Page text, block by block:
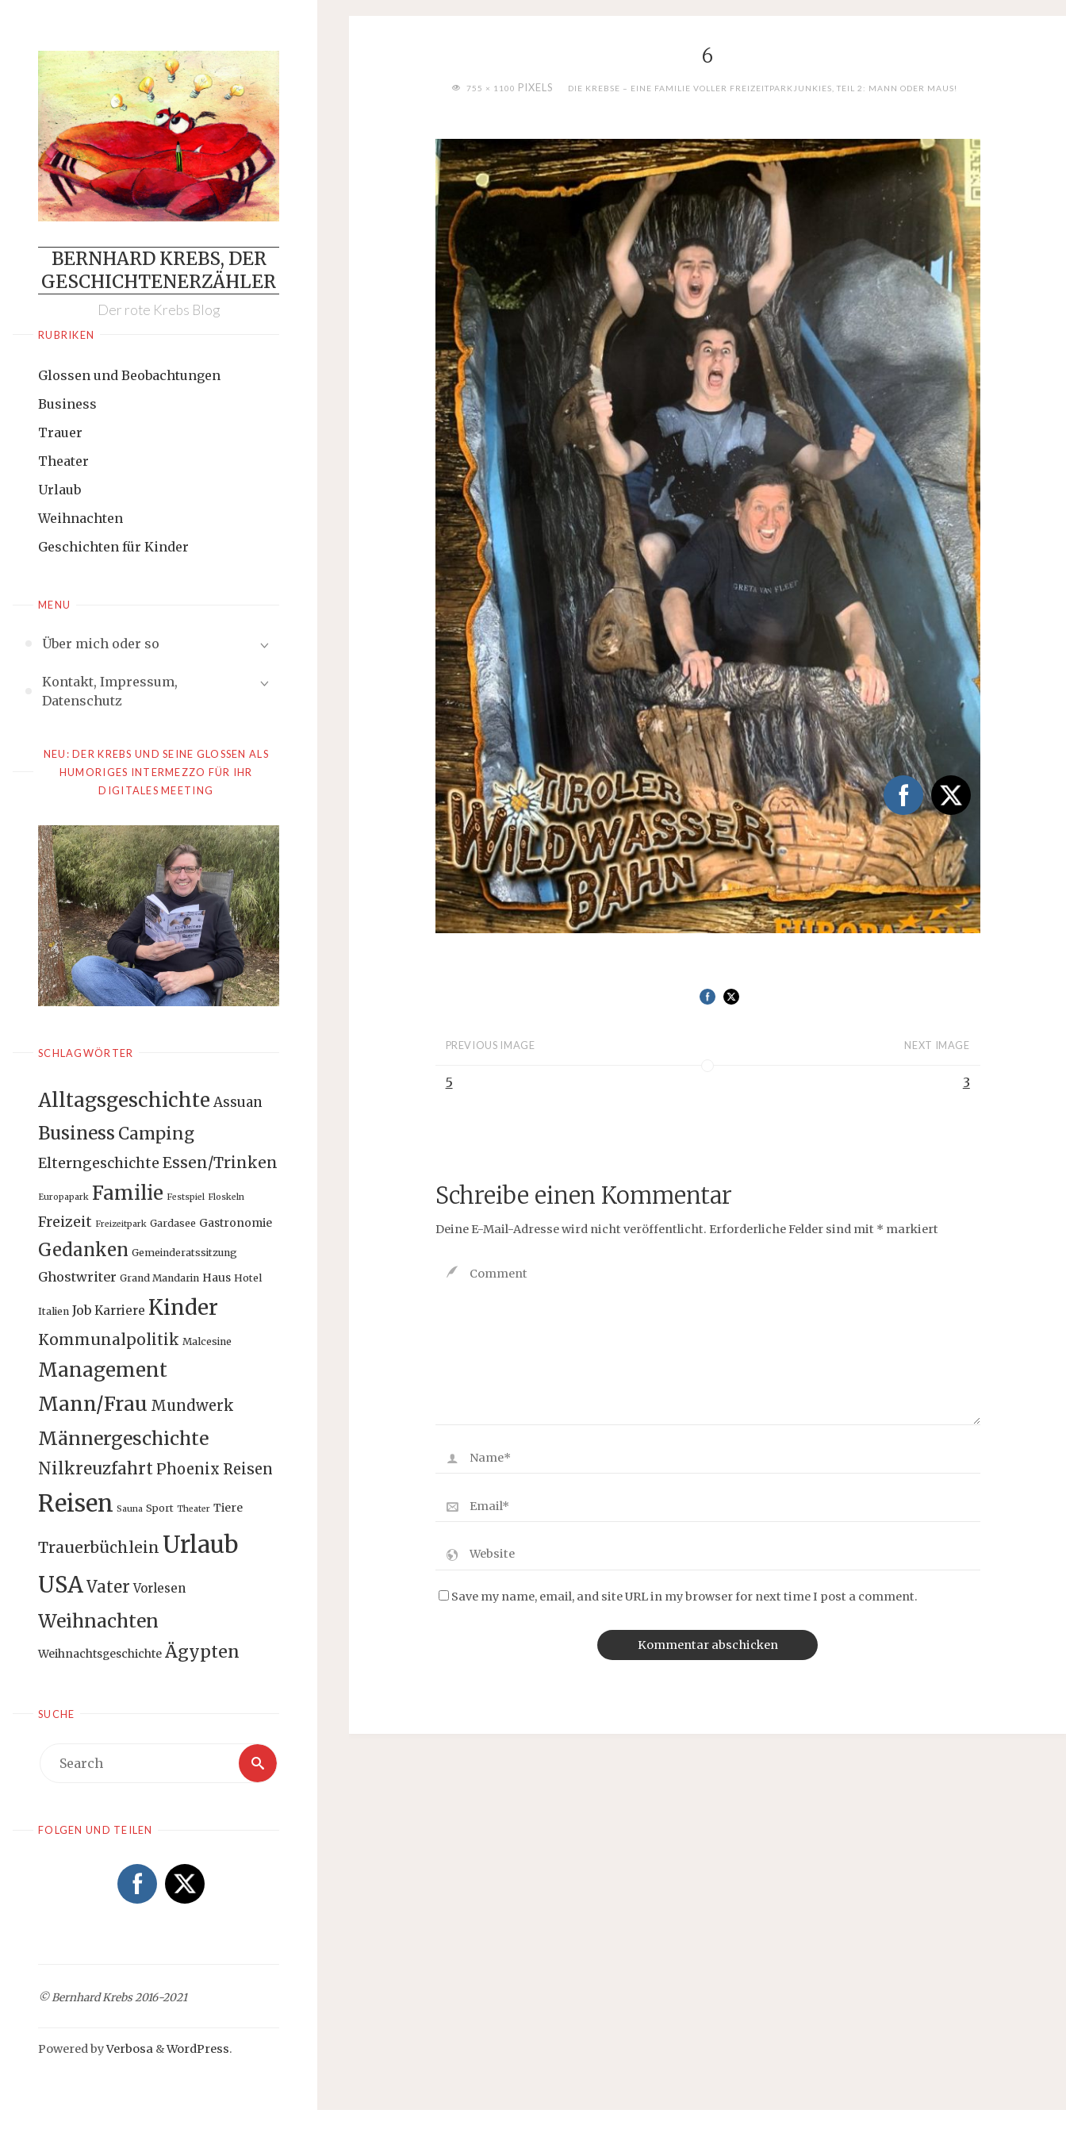
content
BERNHARD KREBS, DER
GESCHICHTENERZÄHLER
Der rote Krebs Blog
RUBRIKEN
Glossen und Beobachtungen
Business
Trauer
Theater
Urlaub
Weihnachten
Geschichten für Kinder
MENU
Über mich oder so
Kontakt, Impressum,
Datenschutz
NEU: DER KREBS UND SEINE GLOSSEN ALS
HUMORIGES INTERMEZZO FÜR IHR
DIGITALES MEETING
SCHLAGWÖRTER
Alltagsgeschichte Assuan
Business Camping
Elterngeschichte Essen/Trinken
Europapark Familie Festspiel Floskeln
Freizeit Freizeitpark Gardasee Gastronomie
Gedanken Gemeinderatssitzung
Ghostwriter Grand Mandarin Haus Hotel
Italien Job Karriere Kinder
Kommunalpolitik Malcesine
Management
Mann/Frau Mundwerk
Männergeschichte
Nilkreuzfahrt Phoenix Reisen
Reisen Sauna Sport Theater Tiere
Trauerbüchlein Urlaub
USAVater Vorlesen
Weihnachten
Weihnachtsgeschichte Ägypten
SUCHE
Search
Search
FOLGEN UND TEILEN
© Bernhard Krebs 2016-2021
Powered byVerbosa &WordPress.
6
FULL755 × 1100 PIXELS DIE KREBSE – EINE FAMILIE VOLLER FREIZEITPARKJUNKIES, TEIL 2: MANN ODER MAUS!
PREVIOUS IMAGE
5
NEXT IMAGE
3
Schreibe einen Kommentar
Deine E-Mail-Adresse wird nicht veröffentlicht. Erforderliche Felder sind mit * markiert
Save my name, email, and site URL in my browser for next time I post a comment.